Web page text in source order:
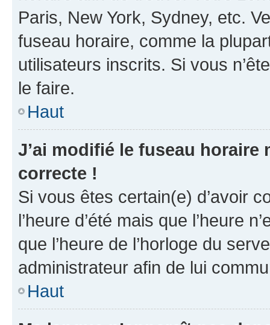
Paris, New York, Sydney, etc.
fuseau horaire, comme la
utilisateurs inscrits. Si vous
le faire.
Haut
J’ai modifié le fuseau horaire
correcte !
Si vous êtes certain(e) d’avoir
l’heure d’été mais que l’heure
que l’heure de l’horloge du
administrateur afin de lui
Haut